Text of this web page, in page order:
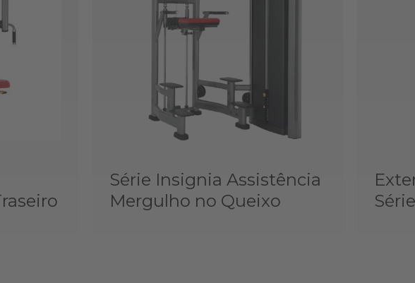
Série Insignia Assistência
Mergulho no Queixo